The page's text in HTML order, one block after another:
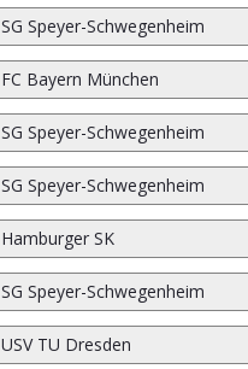
SG Speyer-Schwegenheim
FC Bayern München
SG Speyer-Schwegenheim
SG Speyer-Schwegenheim
Hamburger SK
SG Speyer-Schwegenheim
USV TU Dresden